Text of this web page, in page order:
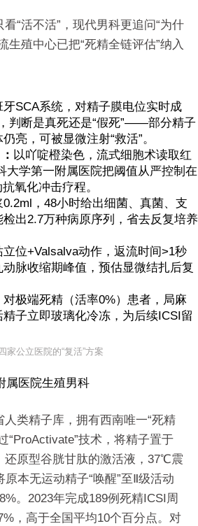
“活不活”，现代男科更追问“为什
生殖中心已把“死精全链评估”纳入
牙SCA系统，对精子膜电位实时成
判断是真死还是“假死”——部分精子
亮，可被显微注射“救活”。
以吖啶橙染色，流式细胞术读取红
大学第一附属医院把阈值从严控制在
氧化冲击疗程。
0.2ml，48小时给出细菌、真菌、支
出2.7万种病原序列，省去反复培养
立位+Valsalva动作，返流时间>1秒
脉收缩期峰值，预估显微结扎后复
对极端死精（活率0%）患者，局麻
子立即玻璃化冷冻，为后续ICSI留
家公立医院的“复活”方案
属医院生殖男科
人类精子库，拥有西南唯一“死精
“ProActivate”技术，将精子置于
还原型谷胱甘肽的激活液，37℃震
本无运动精子“唤醒”至Ⅱ级活动
。2023年完成189例死精ICSI周
，高于全国平均10个百分点。对